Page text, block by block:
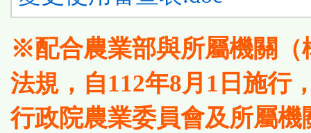
※配合農業部與所屬機關（
法規，自112年8月1日施行
行政院農業委員會及所屬機